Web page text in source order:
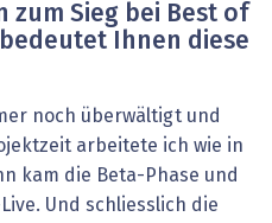
zum Sieg bei Best of
bedeutet Ihnen diese
noch überwältigt und
arbeitete ich wie in
kam die Beta-Phase und
Und schliesslich die